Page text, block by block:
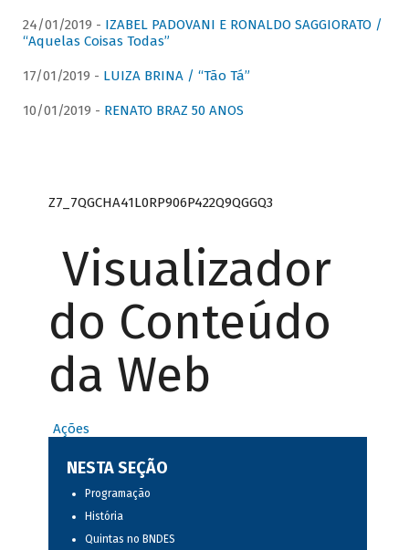
24/01/2019 - IZABEL PADOVANI E RONALDO SAGGIORATO /
“Aquelas Coisas Todas”
17/01/2019 - LUIZA BRINA / “Tão Tá”
10/01/2019 - RENATO BRAZ 50 ANOS
Z7_7QGCHA41L0RP906P422Q9QGGQ3
Visualizador
do Conteúdo
da Web
Ações
NESTA SEÇÃO
Programação
História
Quintas no BNDES